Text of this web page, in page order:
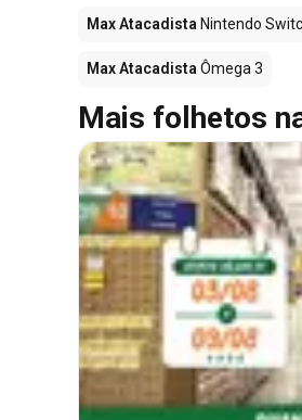
Max Atacadista Nintendo
Max Atacadista Ômega 3
Mais folhetos